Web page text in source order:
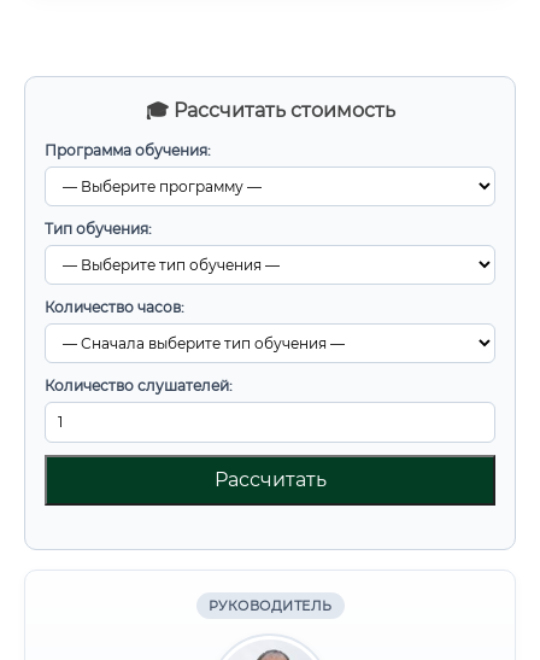
🎓 Рассчитать стоимость
Программа обучения:
Тип обучения:
Количество часов:
Количество слушателей:
Рассчитать
РУКОВОДИТЕЛЬ